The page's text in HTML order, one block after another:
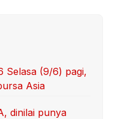
Selasa (9/6) pagi,
Asia
dinilai punya